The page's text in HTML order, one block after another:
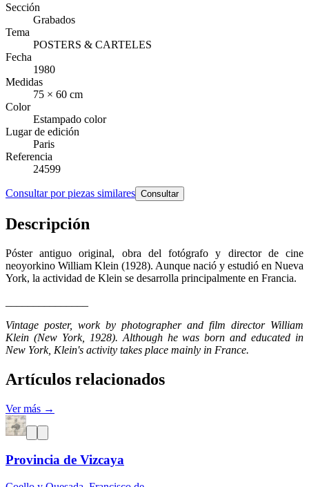
Sección
Grabados
Tema
POSTERS & CARTELES
Fecha
1980
Medidas
75 × 60 cm
Color
Estampado color
Lugar de edición
Paris
Referencia
24599
Consultar por piezas similares Consultar
Descripción
Póster antiguo original, obra del fotógrafo y director de cine
neoyorkino William Klein (1928). Aunque nació y estudió en Nueva
York, la actividad de Klein se desarrolla principalmente en Francia.
Vintage poster, work by photographer and film director William
Klein (New York, 1928). Although he was born and educated in
New York, Klein's activity takes place mainly in France.
Artículos relacionados
Ver más →
Provincia de Vizcaya